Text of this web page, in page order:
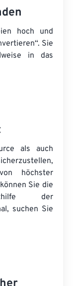
hoch und
Sie
in das
als auch
höchster
Sie die
der
suchen Sie